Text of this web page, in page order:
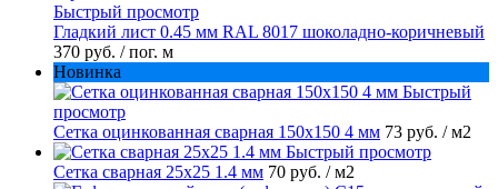
Быстрый просмотр
Гладкий лист 0.45 мм RAL 8017 шоколадно-коричневый
370 руб. / пог. м
Новинка
Быстрый
просмотр
Сетка оцинкованная сварная 150х150 4 мм 73 руб. / м2
Быстрый просмотр
Сетка сварная 25х25 1.4 мм 70 руб. / м2